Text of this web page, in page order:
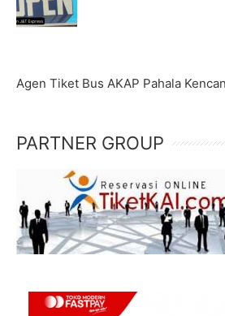
Agen Tiket Bus AKAP Pahala
PARTNER GROUP